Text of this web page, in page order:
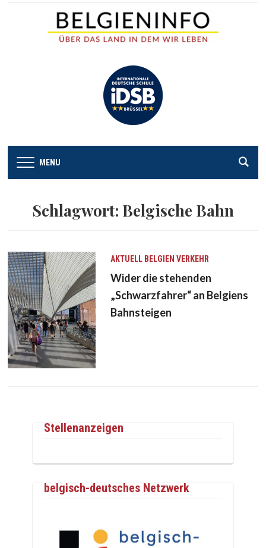
MENU
Schlagwort: Belgische Bahn
AKTUELL BELGIEN VERKEHR
Wider die stehenden
„Schwarzfahrer“ an Belgiens
Bahnsteigen
Stellenanzeigen
belgisch-deutsches Netzwerk